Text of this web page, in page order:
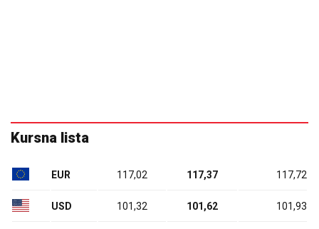
Kursna lista
EUR 117,02 117,37 117,72
USD 101,32 101,62 101,93